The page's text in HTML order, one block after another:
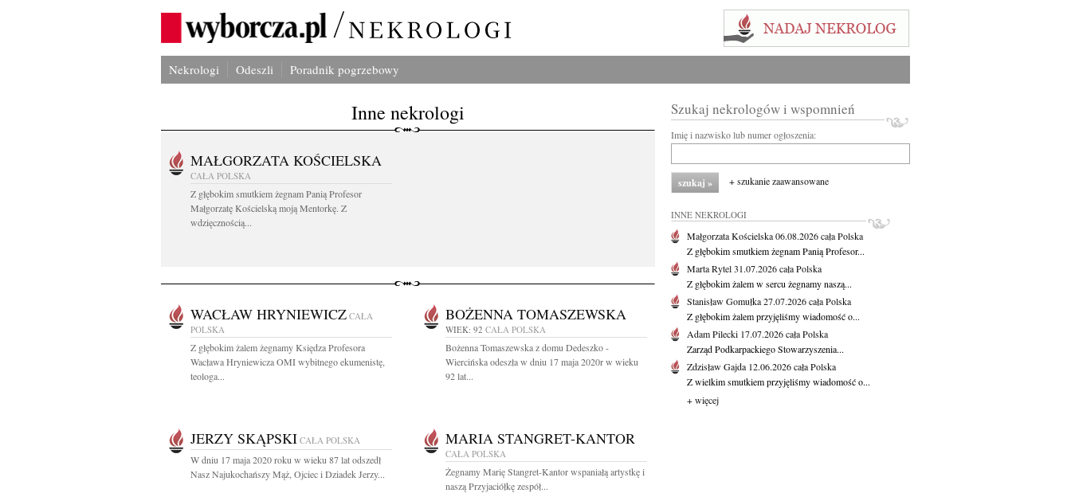
Nekrologi Odeszli Poradnik pogrzebowy
Inne nekrologi
MAŁGORZATA KOŚCIELSKA
CAŁA POLSKA
Z głębokim smutkiem żegnam Panią Profesor
Małgorzatę Kościelską moją Mentorkę. Z
wdzięcznością...
WACŁAW HRYNIEWICZ CAŁA
POLSKA
Z głębokim żalem żegnamy Księdza Profesora
Wacława Hryniewicza OMI wybitnego ekumenistę,
teologa...
BOŻENNA TOMASZEWSKA
WIEK: 92 CAŁA POLSKA
Bożenna Tomaszewska z domu Dedeszko -
Wiercińska odeszła w dniu 17 maja 2020r w wieku
92 lat...
JERZY SKĄPSKI CAŁA POLSKA
W dniu 17 maja 2020 roku w wieku 87 lat odszedł
Nasz Najukochańszy Mąż, Ojciec i Dziadek Jerzy...
MARIA STANGRET-KANTOR
CAŁA POLSKA
Żegnamy Marię Stangret-Kantor wspaniałą artystkę i
naszą Przyjaciółkę zespół...
Szukaj nekrologów i wspomnień
Imię i nazwisko lub numer ogłoszenia:
+ szukanie zaawansowane
INNE NEKROLOGI
Małgorzata Kościelska06.08.2026cała Polska
Z głębokim smutkiem żegnam Panią Profesor...
Marta Rytel31.07.2026cała Polska
Z głębokim żalem w sercu żegnamy naszą...
Stanisław Gomułka27.07.2026cała Polska
Z głębokim żalem przyjęliśmy wiadomość o...
Adam Pilecki 17.07.2026cała Polska
Zarząd Podkarpackiego Stowarzyszenia...
Zdzisław Gajda 12.06.2026cała Polska
Z wielkim smutkiem przyjęliśmy wiadomość o...
+ więcej